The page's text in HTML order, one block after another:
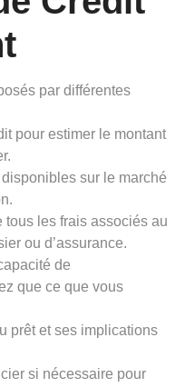
par différentes
pour estimer le montant
sur le marché
les frais associés au
ou d’assurance.
de
que ce que vous
prêt et ses implications
si nécessaire pour